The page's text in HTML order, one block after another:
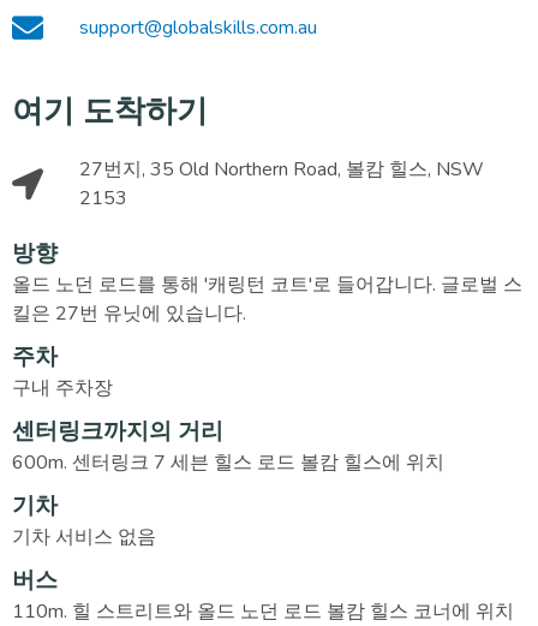
support@globalskills.com.au
여기 도착하기
27번지, 35 Old Northern Road, 볼캄 힐스, NSW
2153
방향
올드 노던 로드를 통해 '캐링턴 코트'로 들어갑니다. 글로벌 스
킬은 27번 유닛에 있습니다.
주차
구내 주차장
센터링크까지의 거리
600m. 센터링크 7 세븐 힐스 로드 볼캄 힐스에 위치
기차
기차 서비스 없음
버스
110m. 힐 스트리트와 올드 노던 로드 볼캄 힐스 코너에 위치